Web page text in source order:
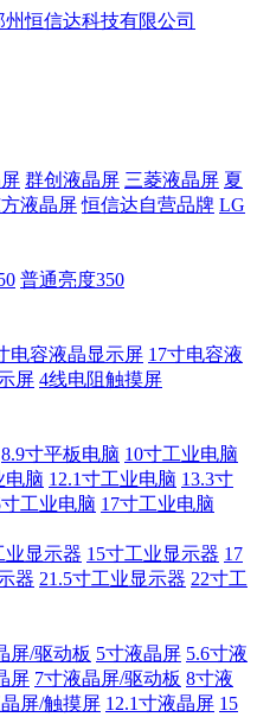
群创液晶屏 三菱液晶屏 夏
液晶屏 恒信达自营品牌 LG
普通亮度350
电容液晶显示屏 17寸电容液
屏 4线电阻触摸屏
8.9寸平板电脑 10寸工业电脑
电脑 12.1寸工业电脑 13.3寸
寸工业电脑 17寸工业电脑
业显示器 15寸工业显示器 17
器 21.5寸工业显示器 22寸工
屏/驱动板 5寸液晶屏 5.6寸液
屏 7寸液晶屏/驱动板 8寸液
屏/触摸屏 12.1寸液晶屏 15